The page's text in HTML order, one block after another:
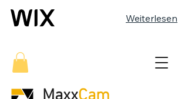
Weiterlesen